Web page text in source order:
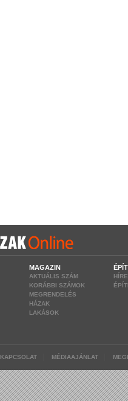
MAGAZIN
AKTUÁLIS SZÁM
KORÁBBI SZÁMOK
MEGRENDELÉS
HÁZAK
LAKÁSOK
KAPCSOLAT MÉDIAAJÁNLAT